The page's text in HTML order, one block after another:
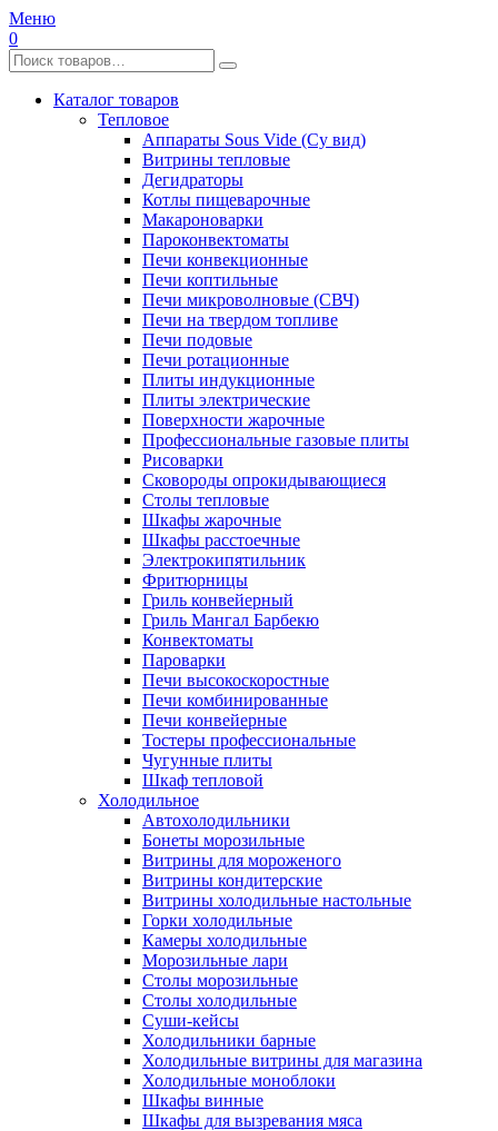
Меню
0
Каталог товаров
Тепловое
Аппараты Sous Vide (Су вид)
Витрины тепловые
Дегидраторы
Котлы пищеварочные
Макароноварки
Пароконвектоматы
Печи конвекционные
Печи коптильные
Печи микроволновые (СВЧ)
Печи на твердом топливе
Печи подовые
Печи ротационные
Плиты индукционные
Плиты электрические
Поверхности жарочные
Профессиональные газовые плиты
Рисоварки
Сковороды опрокидывающиеся
Столы тепловые
Шкафы жарочные
Шкафы расстоечные
Электрокипятильник
Фритюрницы
Гриль конвейерный
Гриль Мангал Барбекю
Конвектоматы
Пароварки
Печи высокоскоростные
Печи комбинированные
Печи конвейерные
Тостеры профессиональные
Чугунные плиты
Шкаф тепловой
Холодильное
Автохолодильники
Бонеты морозильные
Витрины для мороженого
Витрины кондитерские
Витрины холодильные настольные
Горки холодильные
Камеры холодильные
Морозильные лари
Столы морозильные
Столы холодильные
Суши-кейсы
Холодильники барные
Холодильные витрины для магазина
Холодильные моноблоки
Шкафы винные
Шкафы для вызревания мяса